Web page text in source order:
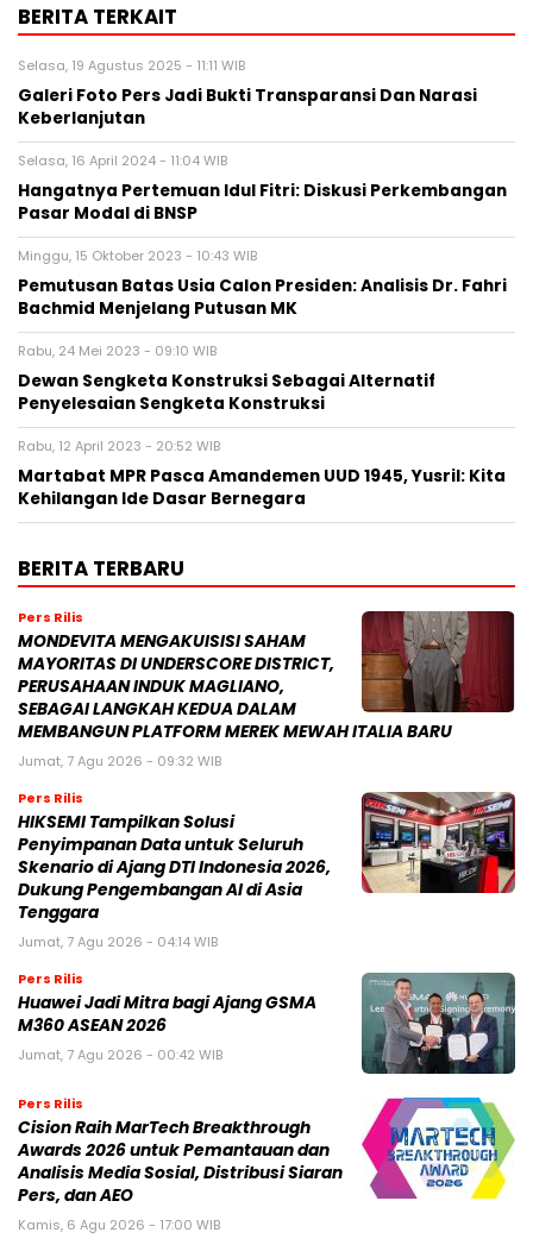
BERITA TERKAIT
Selasa, 19 Agustus 2025 - 11:11 WIB
Galeri Foto Pers Jadi Bukti Transparansi Dan Narasi
Keberlanjutan
Selasa, 16 April 2024 - 11:04 WIB
Hangatnya Pertemuan Idul Fitri: Diskusi Perkembangan
Pasar Modal di BNSP
Minggu, 15 Oktober 2023 - 10:43 WIB
Pemutusan Batas Usia Calon Presiden: Analisis Dr. Fahri
Bachmid Menjelang Putusan MK
Rabu, 24 Mei 2023 - 09:10 WIB
Dewan Sengketa Konstruksi Sebagai Alternatif
Penyelesaian Sengketa Konstruksi
Rabu, 12 April 2023 - 20:52 WIB
Martabat MPR Pasca Amandemen UUD 1945, Yusril: Kita
Kehilangan Ide Dasar Bernegara
BERITA TERBARU
Pers Rilis
MONDEVITA MENGAKUISISI SAHAM
MAYORITAS DI UNDERSCORE DISTRICT,
PERUSAHAAN INDUK MAGLIANO,
SEBAGAI LANGKAH KEDUA DALAM
MEMBANGUN PLATFORM MEREK MEWAH ITALIA BARU
Jumat, 7 Agu 2026 - 09:32 WIB
Pers Rilis
HIKSEMI Tampilkan Solusi
Penyimpanan Data untuk Seluruh
Skenario di Ajang DTI Indonesia 2026,
Dukung Pengembangan AI di Asia
Tenggara
Jumat, 7 Agu 2026 - 04:14 WIB
Pers Rilis
Huawei Jadi Mitra bagi Ajang GSMA
M360 ASEAN 2026
Jumat, 7 Agu 2026 - 00:42 WIB
Pers Rilis
Cision Raih MarTech Breakthrough
Awards 2026 untuk Pemantauan dan
Analisis Media Sosial, Distribusi Siaran
Pers, dan AEO
Kamis, 6 Agu 2026 - 17:00 WIB